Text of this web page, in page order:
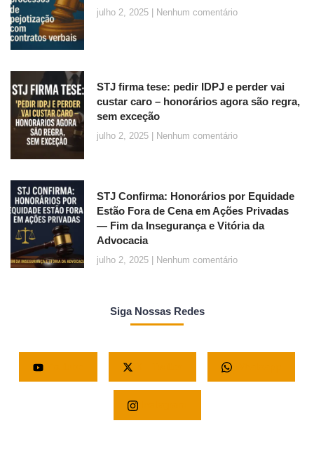
julho 2, 2025 Nenhum comentário
STJ firma tese: pedir IDPJ e perder vai
custar caro – honorários agora são regra,
sem exceção
julho 2, 2025 Nenhum comentário
STJ Confirma: Honorários por Equidade
Estão Fora de Cena em Ações Privadas
— Fim da Insegurança e Vitória da
Advocacia
julho 2, 2025 Nenhum comentário
Siga Nossas Redes
Instagram